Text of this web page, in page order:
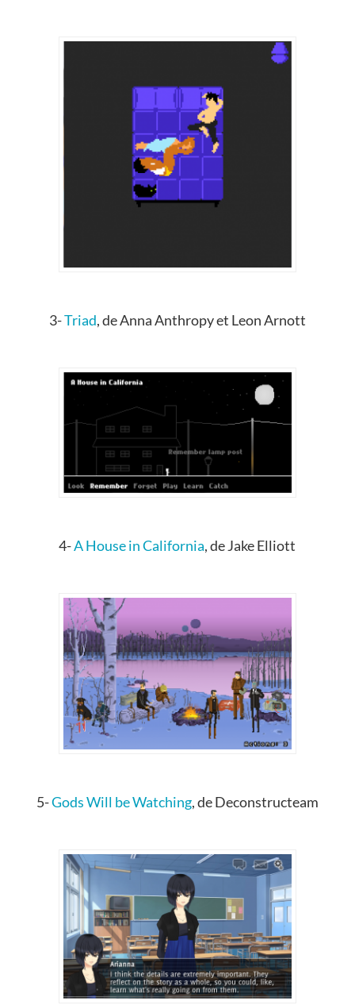
3-Triad, de Anna Anthropy et Leon Arnott
4-A House in California, de Jake Elliott
5-Gods Will be Watching, de Deconstructeam